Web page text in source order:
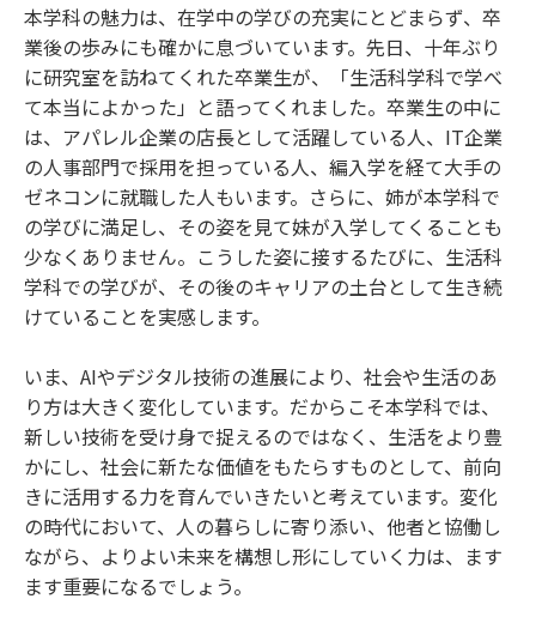
本学科の魅力は、在学中の学びの充実にとどまらず、卒
業後の歩みにも確かに息づいています。先日、十年ぶり
に研究室を訪ねてくれた卒業生が、「生活科学科で学べ
て本当によかった」と語ってくれました。卒業生の中に
は、アパレル企業の店長として活躍している人、IT企業
の人事部門で採用を担っている人、編入学を経て大手の
ゼネコンに就職した人もいます。さらに、姉が本学科で
の学びに満足し、その姿を見て妹が入学してくることも
少なくありません。こうした姿に接するたびに、生活科
学科での学びが、その後のキャリアの土台として生き続
けていることを実感します。
いま、AIやデジタル技術の進展により、社会や生活のあ
り方は大きく変化しています。だからこそ本学科では、
新しい技術を受け身で捉えるのではなく、生活をより豊
かにし、社会に新たな価値をもたらすものとして、前向
きに活用する力を育んでいきたいと考えています。変化
の時代において、人の暮らしに寄り添い、他者と協働し
ながら、よりよい未来を構想し形にしていく力は、ます
ます重要になるでしょう。